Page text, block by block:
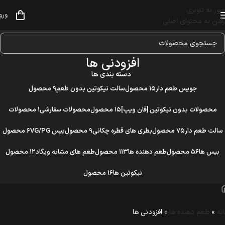
عبور به ناوبری
رفتن به محتوای اصلی
افزودنی ها
دسته بندی ها
جویس طعم دار۱۵ محصول سالت نیکوتین بدون طعم۹ محصول
محصولات بدون نیکوتین [فان ویپ]۱۵ محصول محصولات سفارشی۱ محصولات
سالت طعم دار۷۵ محصول بطری های قطره چکانی۹ محصول بیس VG/PG ۶ محصول
بیس ها۵۶ محصول طعم دهنده ها۱۱۳ محصول طعم های مشابه ویگاد۱۲ محصول
نیکوتین ها۱۶ محصول
» طعم دهنده ها » افزودنی ها